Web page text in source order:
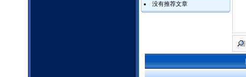
没有推荐文章